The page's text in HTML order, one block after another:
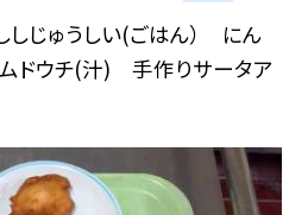
ゅうしい(ごはん） にん
ドウチ(汁) 手作りサータア